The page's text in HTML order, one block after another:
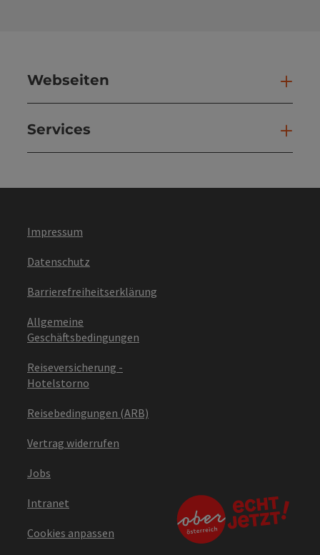
Webseiten
Services
Impressum
Datenschutz
Barrierefreiheitserklärung
Allgemeine
Geschäftsbedingungen
Reiseversicherung -
Hotelstorno
Reisebedingungen (ARB)
Vertrag widerrufen
Jobs
Intranet
Cookies anpassen